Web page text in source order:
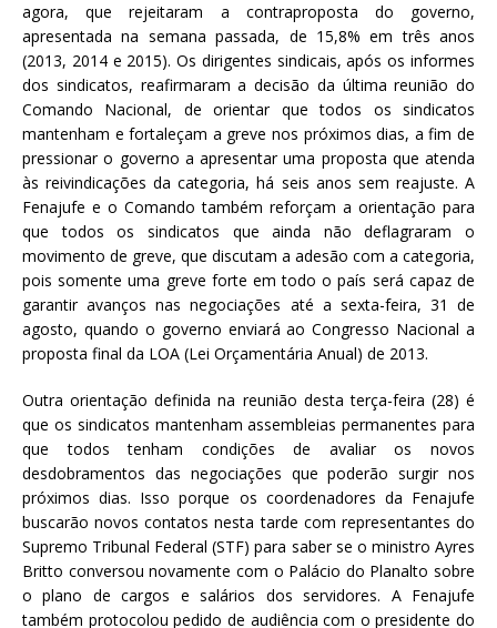
agora, que rejeitaram a contraproposta do governo,
apresentada na semana passada, de 15,8% em três anos
(2013, 2014 e 2015). Os dirigentes sindicais, após os informes
dos sindicatos, reafirmaram a decisão da última reunião do
Comando Nacional, de orientar que todos os sindicatos
mantenham e fortaleçam a greve nos próximos dias, a fim de
pressionar o governo a apresentar uma proposta que atenda
às reivindicações da categoria, há seis anos sem reajuste. A
Fenajufe e o Comando também reforçam a orientação para
que todos os sindicatos que ainda não deflagraram o
movimento de greve, que discutam a adesão com a categoria,
pois somente uma greve forte em todo o país será capaz de
garantir avanços nas negociações até a sexta-feira, 31 de
agosto, quando o governo enviará ao Congresso Nacional a
proposta final da LOA (Lei Orçamentária Anual) de 2013.
Outra orientação definida na reunião desta terça-feira (28) é
que os sindicatos mantenham assembleias permanentes para
que todos tenham condições de avaliar os novos
desdobramentos das negociações que poderão surgir nos
próximos dias. Isso porque os coordenadores da Fenajufe
buscarão novos contatos nesta tarde com representantes do
Supremo Tribunal Federal (STF) para saber se o ministro Ayres
Britto conversou novamente com o Palácio do Planalto sobre
o plano de cargos e salários dos servidores. A Fenajufe
também protocolou pedido de audiência com o presidente do